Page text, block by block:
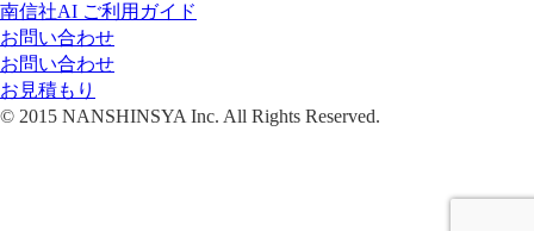
南信社AI ご利用ガイド
お問い合わせ
お問い合わせ
お見積もり
© 2015 NANSHINSYA Inc. All Rights Reserved.